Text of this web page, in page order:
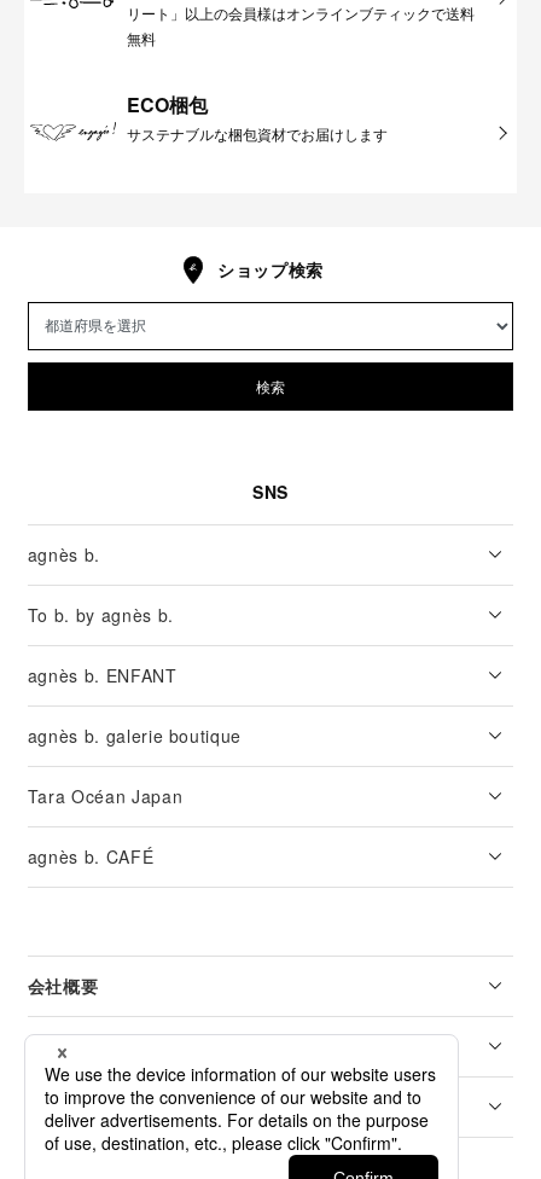
リート」以上の会員様はオンラインブティックで送料
無料
ECO梱包
サステナブルな梱包資材でお届けします
ショップ検索
検索
SNS
agnès b.
To b. by agnès b.
agnès b. ENFANT
agnès b. galerie boutique
Tara Océan Japan
agnès b. CAFÉ
会社概要
リーガル
カスタマーサービス